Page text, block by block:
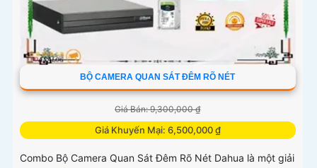
BỘ CAMERA QUAN SÁT ĐÊM RÕ NÉT
Giá Bán: 9,300,000 ₫
Giá Khuyến Mại: 6,500,000 ₫
Combo Bộ Camera Quan Sát Đêm Rõ Nét Dahua là một giải